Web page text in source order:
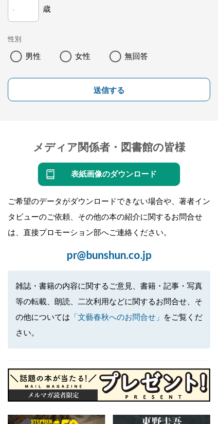
歳
性別
男性 女性 無回答
送信する
メディア関係者・図書館の皆様
表紙画像のダウンロード
ご希望のデータがダウンロードできない場合や、著者イン
タビューのご依頼、その他の本の紹介に関するお問合せ
は、直接プロモーション部へご連絡ください。
pr@bunshun.co.jp
雑誌・書籍の内容に関するご意見、書籍・記事・写真
等の転載、朗読、二次利用などに関するお問合せ、そ
の他については 「文藝春秋へのお問合せ」
をご覧くだ
さい。